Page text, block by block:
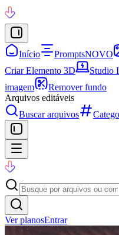
Início PromptsNOVO
Criar Elemento 3D
Studio
imagem
Remover fundo
Arquivos editáveis
Buscar arquivos
Ver planosEntrar